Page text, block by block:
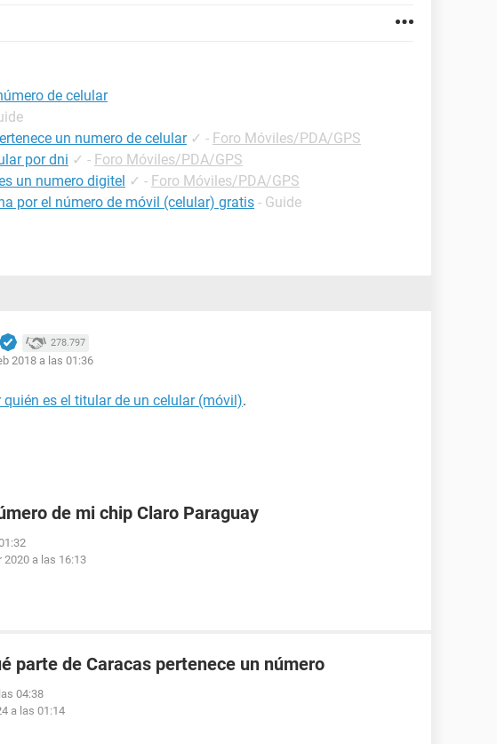
de celular
un numero de celular ✓ - Foro Móviles/PDA/GPS
por dni ✓ - Foro Móviles/PDA/GPS
un numero digitel ✓ - Foro Móviles/PDA/GPS
por el número de móvil (celular) gratis - Guide
278.797
2018 a las 01:36
quién es el titular de un celular (móvil).
de mi chip Claro Paraguay
2020 a las 16:13
parte de Caracas pertenece un número
04:38
a las 01:14